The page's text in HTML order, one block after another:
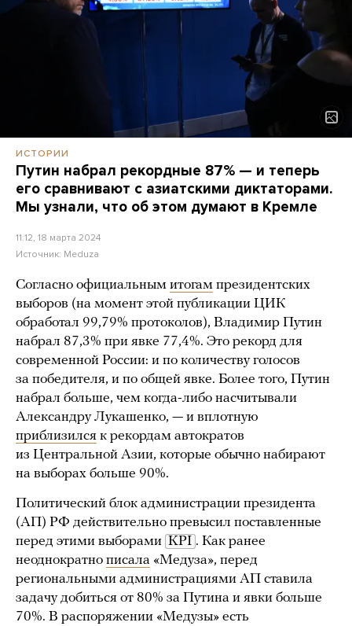
ИСТОРИИ
Путин набрал рекордные 87% — и теперь
его сравнивают с азиатскими диктаторами.
Мы узнали, что об этом думают в Кремле
11:12, 18 марта 2024
Источник: Meduza
Согласно официальным итогам президентских
выборов (на момент этой публикации ЦИК
обработал 99,79% протоколов), Владимир Путин
набрал 87,3% при явке 77,4%. Это рекорд для
современной России: и по количеству голосов
за победителя, и по общей явке. Более того, Путин
набрал больше, чем когда-либо насчитывали
Александру Лукашенко, — и вплотную
приблизился к рекордам автократов
из Центральной Азии, которые обычно набирают
на выборах больше 90%.
Политический блок администрации президента
(АП) РФ действительно превысил поставленные
перед этими выборами KPI . Как ранее
неоднократно писала «Медуза», перед
региональными администрациями АП ставила
задачу добиться от 80% за Путина и явки больше
70%. В распоряжении «Медузы» есть